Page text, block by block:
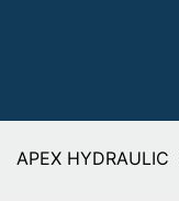
APEX HYDRAULIC